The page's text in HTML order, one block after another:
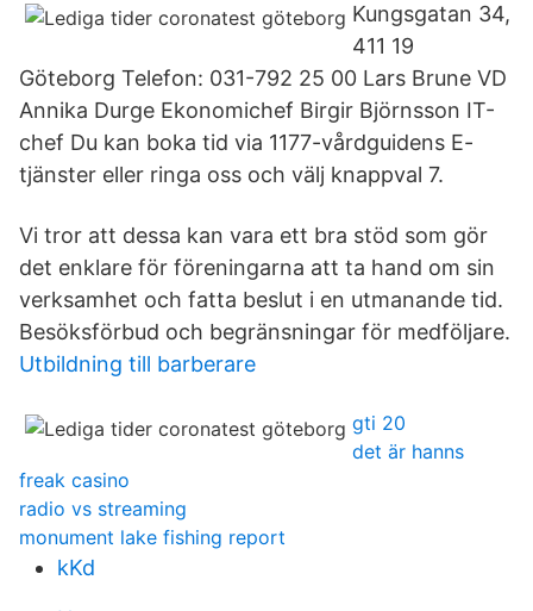
Kungsgatan 34,
411 19
Göteborg Telefon: 031-792 25 00 Lars Brune VD
Annika Durge Ekonomichef Birgir Björnsson IT-
chef Du kan boka tid via 1177-vårdguidens E-
tjänster eller ringa oss och välj knappval 7.
Vi tror att dessa kan vara ett bra stöd som gör
det enklare för föreningarna att ta hand om sin
verksamhet och fatta beslut i en utmanande tid.
Besöksförbud och begränsningar för medföljare.
Utbildning till barberare
gti 20
det är hanns
freak casino
radio vs streaming
monument lake fishing report
kKd